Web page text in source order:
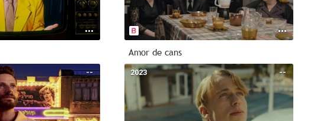
Amor de cans
-- --
2023